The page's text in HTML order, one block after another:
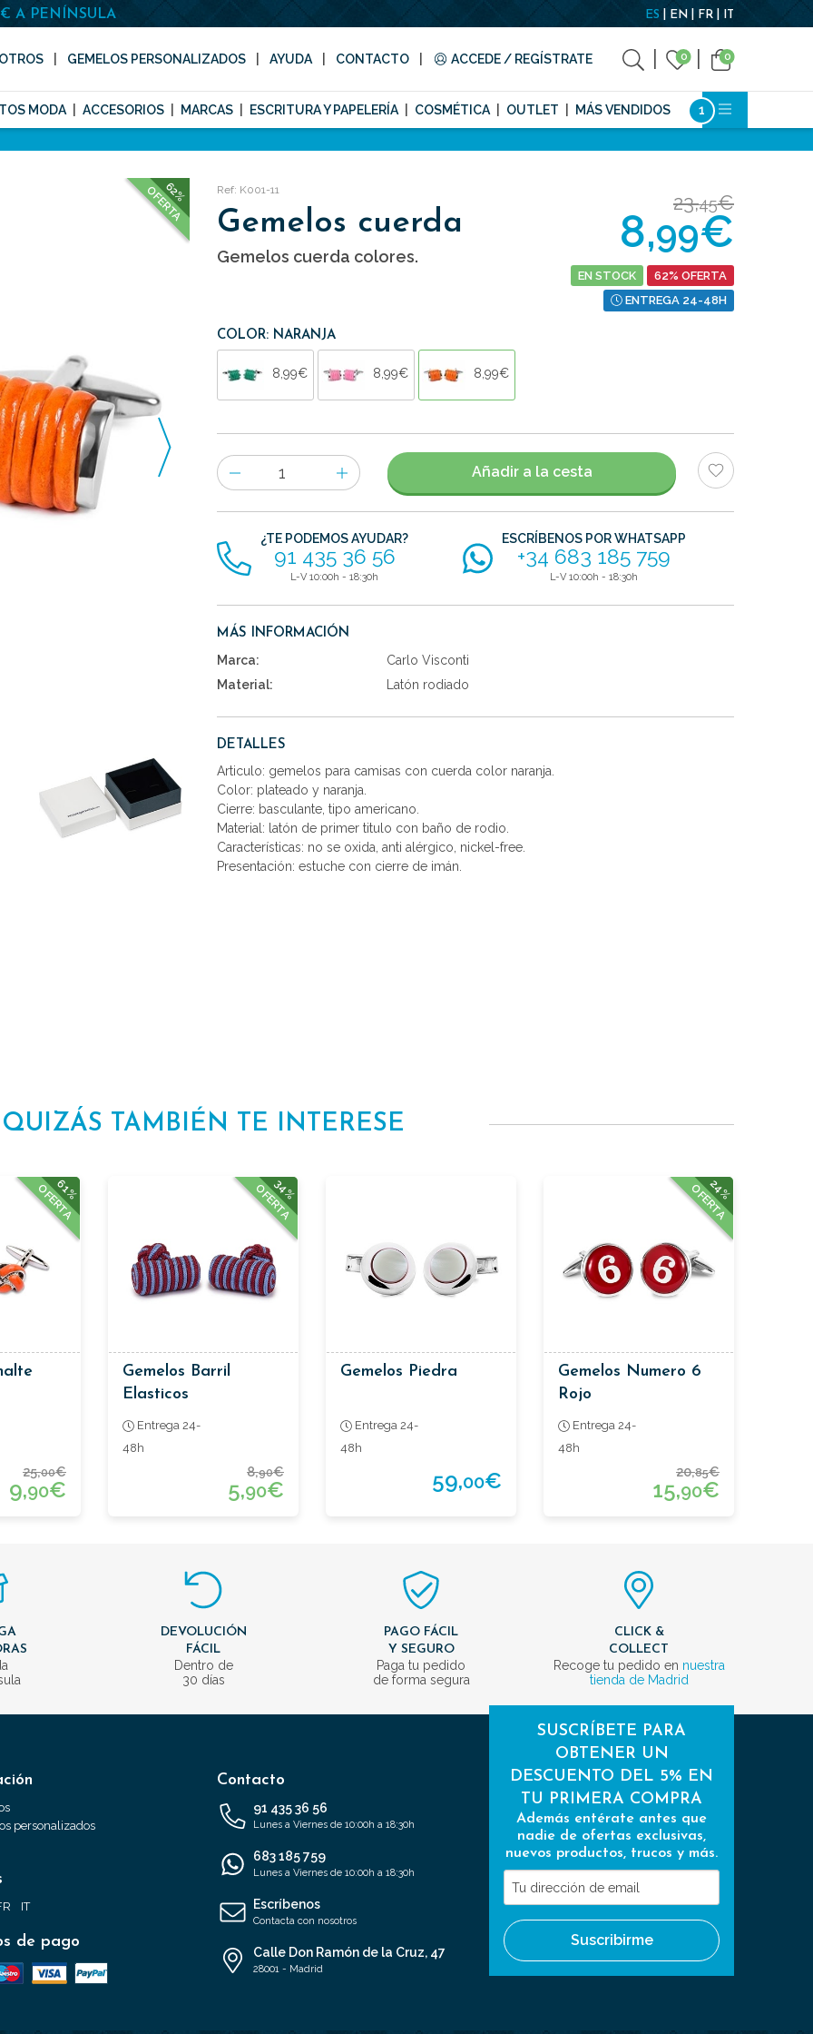
A PENÍNSULA ES EN FR IT
GEMELOS PERSONALIZADOS AYUDA CONTACTO ACCEDE / REGÍSTRATE 0 0
MODA ACCESORIOS MARCAS ESCRITURA Y PAPELERÍA COSMÉTICA OUTLET MÁS VENDIDOS
62%
OFERTA Ref: K001-11
Gemelos cuerda
Gemelos cuerda colores.
23,45€
8,99€
EN STOCK
62% OFERTA
ENTREGA 24-48H
COLOR: NARANJA
8,99€ 8,99€ 8,99€
Número
de
artículos
Añadir a la cesta
¿TE PODEMOS AYUDAR?
91 435 36 56
L-V 10:00h - 18:30h
ESCRÍBENOS POR WHATSAPP
+34 683 185 759
L-V 10:00h - 18:30h
MÁS INFORMACIÓN
Marca:
Carlo Visconti
Material:
Latón rodiado
DETALLES
Articulo: gemelos para camisas con cuerda color naranja.
Color: plateado y naranja.
Cierre: basculante, tipo americano.
Material: latón de primer titulo con baño de rodio.
Características: no se oxida, anti alérgico, nickel-free.
Presentación: estuche con cierre de imán.
QUIZÁS TAMBIÉN TE INTERESE
61%
OFERTA
25,00€
9,90€
34%
OFERTA
Gemelos Barril
Elasticos
Entrega 24-
48h
8,90€
5,90€
Gemelos Piedra
Entrega 24-
48h
59,00€
24%
OFERTA
Gemelos Numero 6
Rojo
Entrega 24-
48h
20,85€
15,90€
DEVOLUCIÓN
FÁCIL
Dentro de
30 días
PAGO FÁCIL
Y SEGURO
Paga tu pedido
de forma segura
CLICK &
COLLECT
Recoge tu pedido en nuestra
tienda de Madrid
personalizados
IT
de pago
Contacto
91 435 36 56
Lunes a Viernes de 10:00h a 18:30h
683 185 759
Lunes a Viernes de 10:00h a 18:30h
Escríbenos
Contacta con nosotros
Calle Don Ramón de la Cruz, 47
28001 - Madrid
SUSCRÍBETE PARA
OBTENER UN
DESCUENTO DEL 5% EN
TU PRIMERA COMPRA
Además entérate antes que
nadie de ofertas exclusivas,
nuevos productos, trucos y más.
Tu
dirección
de
email
Suscribirme